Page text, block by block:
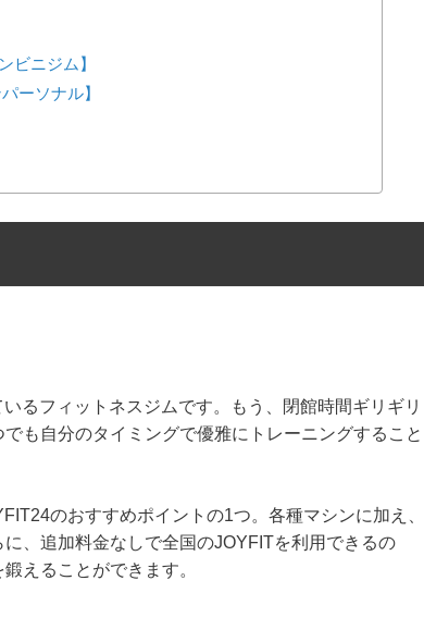
ビニジム】
ーソナル】
るフィットネスジムです。もう、閉館時間ギリギリ
も自分のタイミングで優雅にトレーニングすること
のおすすめポイントの1つ。各種マシンに加え、
、追加料金なしで全国のJOYFITを利用できるの
えることができます。